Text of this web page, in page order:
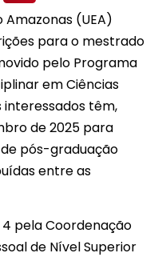
Amazonas (UEA)
para o mestrado
pelo Programa
em Ciências
interessados têm,
de 2025 para
pós-graduação
entre as
pela Coordenação
de Nível Superior